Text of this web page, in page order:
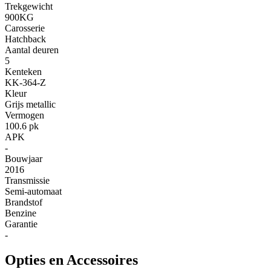
Trekgewicht
900KG
Carosserie
Hatchback
Aantal deuren
5
Kenteken
KK-364-Z
Kleur
Grijs metallic
Vermogen
100.6 pk
APK
-
Bouwjaar
2016
Transmissie
Semi-automaat
Brandstof
Benzine
Garantie
-
Opties en Accessoires